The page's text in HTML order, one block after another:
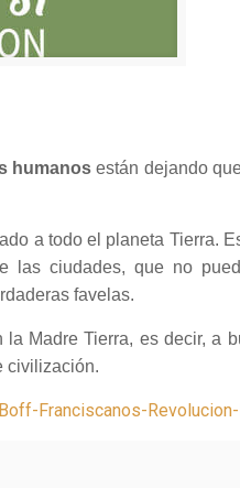
humanosestán dejando
a todo el planeta Tierra.
las ciudades, que no
favelas.
Madre Tierra, es decir, a
civilización.
Franciscanos-